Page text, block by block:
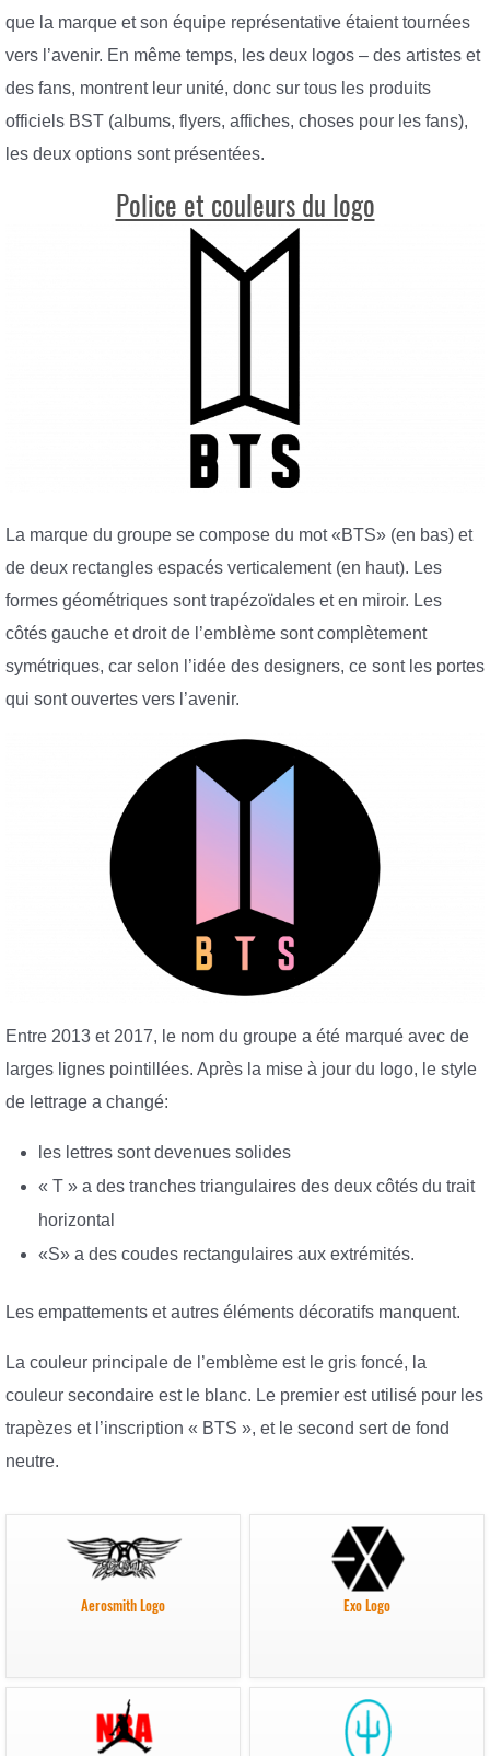
que la marque et son équipe représentative étaient tournées
vers l’avenir. En même temps, les deux logos – des artistes et
des fans, montrent leur unité, donc sur tous les produits
officiels BST (albums, flyers, affiches, choses pour les fans),
les deux options sont présentées.
Police et couleurs du logo
La marque du groupe se compose du mot «BTS» (en bas) et
de deux rectangles espacés verticalement (en haut). Les
formes géométriques sont trapézoïdales et en miroir. Les
côtés gauche et droit de l’emblème sont complètement
symétriques, car selon l’idée des designers, ce sont les portes
qui sont ouvertes vers l’avenir.
Entre 2013 et 2017, le nom du groupe a été marqué avec de
larges lignes pointillées. Après la mise à jour du logo, le style
de lettrage a changé:
les lettres sont devenues solides
« T » a des tranches triangulaires des deux côtés du trait
horizontal
«S» a des coudes rectangulaires aux extrémités.
Les empattements et autres éléments décoratifs manquent.
La couleur principale de l’emblème est le gris foncé, la
couleur secondaire est le blanc. Le premier est utilisé pour les
trapèzes et l’inscription « BTS », et le second sert de fond
neutre.
Aerosmith Logo Exo Logo